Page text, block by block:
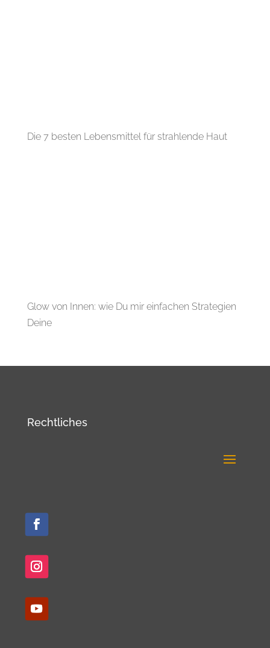
Die 7 besten Lebensmittel für strahlende Haut
Glow von Innen: wie Du mir einfachen Strategien
Deine
Rechtliches